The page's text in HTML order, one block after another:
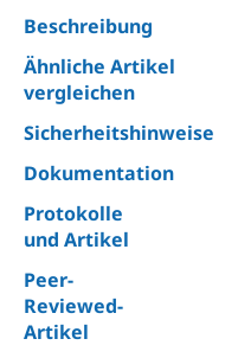
Beschreibung
Ähnliche Artikel
vergleichen
Sicherheitshinweise
Dokumentation
Protokolle
und Artikel
Peer-
Reviewed-
Artikel